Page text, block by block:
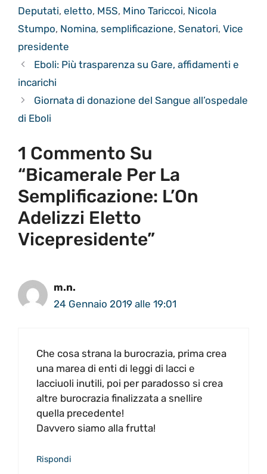
Deputati, eletto, M5S, Mino Tariccoi, Nicola
Stumpo, Nomina, semplificazione, Senatori, Vice
presidente
Eboli: Più trasparenza su Gare, affidamenti e
incarichi
Giornata di donazione del Sangue all’ospedale
di Eboli
1 Commento Su
“Bicamerale Per La
Semplificazione: L’On
Adelizzi Eletto
Vicepresidente”
m.n.
24 Gennaio 2019 alle 19:01
Che cosa strana la burocrazia, prima crea
una marea di enti di leggi di lacci e
lacciuoli inutili, poi per paradosso si crea
altre burocrazia finalizzata a snellire
quella precedente!
Davvero siamo alla frutta!
Rispondi